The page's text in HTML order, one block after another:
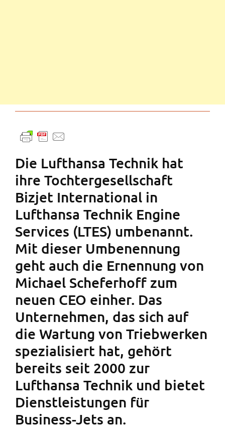
Die Lufthansa Technik hat
ihre Tochtergesellschaft
Bizjet International in
Lufthansa Technik Engine
Services (LTES) umbenannt.
Mit dieser Umbenennung
geht auch die Ernennung von
Michael Scheferhoff zum
neuen CEO einher. Das
Unternehmen, das sich auf
die Wartung von Triebwerken
spezialisiert hat, gehört
bereits seit 2000 zur
Lufthansa Technik und bietet
Dienstleistungen für
Business-Jets an.